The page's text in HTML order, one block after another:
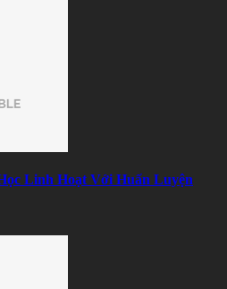
Linh Hoạt Với Huấn Luyện